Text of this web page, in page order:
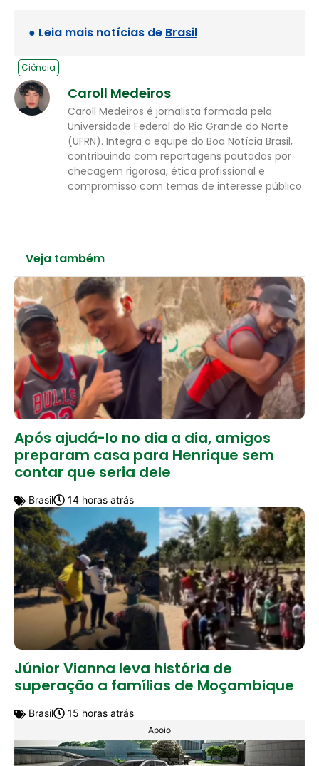
● Leia mais notícias de Brasil
Ciência
Caroll Medeiros
Caroll Medeiros é jornalista formada pela
Universidade Federal do Rio Grande do Norte
(UFRN). Integra a equipe do Boa Notícia Brasil,
contribuindo com reportagens pautadas por
checagem rigorosa, ética profissional e
compromisso com temas de interesse público.
Veja também
Após ajudá-lo no dia a dia, amigos
preparam casa para Henrique sem
contar que seria dele
Brasil 14 horas atrás
Júnior Vianna leva história de
superação a famílias de Moçambique
Brasil 15 horas atrás
Apoio